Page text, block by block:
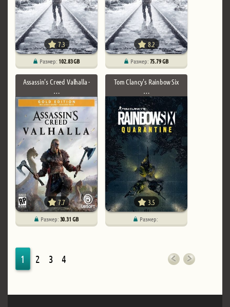
7.3
Размер: 102.83 GB
8.2
Размер:75.79 GB
Assassin's Creed Valhalla -
…
7.7
Размер:30.31 GB
Tom Clancy's Rainbow Six
…
3.5
Размер:
1 2 3 4